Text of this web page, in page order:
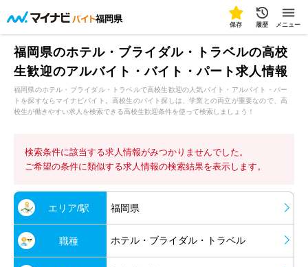
福岡県
保存 履歴 メニュー
福岡県のホテル・ブライダル・トラベルの高校
生歓迎のアルバイト・バイト・パート求人情報
福岡県のホテル・ブライダル・トラベルで高校生歓迎の人気バイト・アルバイト・パー
トを探すならマイナビバイト。高校生のバイト探しは、学業との両立が重要なので、高
校生が働きやすい求人を検索できる高校生歓迎条件を使って検索しましょう！
検索条件に該当する求人情報がみつかりませんでした。
ご希望の条件に類似する求人情報の検索結果を表示します。
エリア/駅 福岡県
職種 ホテル・ブライダル・トラベル